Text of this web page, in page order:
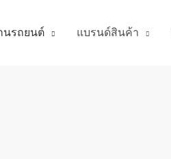
นรถยนต์ แบรนด์สินค้า